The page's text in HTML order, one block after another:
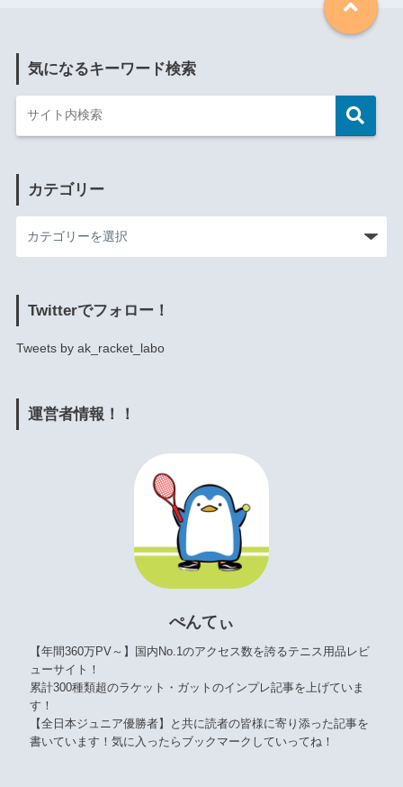
気になるキーワード検索
カテゴリー
Twitterでフォロー！
Tweets by ak_racket_labo
運営者情報！！
ぺんてぃ
【年間360万PV～】国内No.1のアクセス数を誇るテニス用品レビ
ューサイト！
累計300種類超のラケット・ガットのインプレ記事を上げていま
す！
【全日本ジュニア優勝者】と共に読者の皆様に寄り添った記事を
書いています！気に入ったらブックマークしていってね！